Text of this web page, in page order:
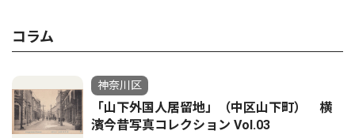
コラム
神奈川区
「山下外国人居留地」（中区山下町） 横
濱今昔写真コレクション Vol.03